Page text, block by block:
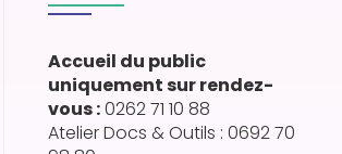
Accueil du public
uniquement sur rendez-
vous :0262 71 10 88
Atelier Docs & Outils : 0692 70